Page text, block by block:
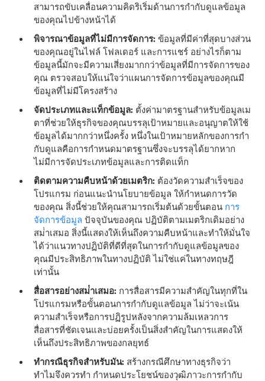
สามารถขับเคลื่อนความคิดริเริ่มด้านการกํากับดูแลข้อมูล
ของคุณไปข้างหน้าได้
พิจารณาข้อมูลที่ไม่มีการจัดการ:ข้อมูลที่มีค่าที่สุดบางส่วน
ของคุณอยู่ในไฟล์ โฟลเดอร์ และการแชร์ อย่างไรก็ตาม
ข้อมูลนี้มักจะมีความเสี่ยงมากกว่าข้อมูลที่มีการจัดการของ
คุณ ตรวจสอบให้แน่ใจว่าแผนการจัดการข้อมูลของคุณมี
ข้อมูลที่ไม่มีโครงสร้าง
จัดประเภทและแท็กข้อมูล: ตั้งค่ามาตรฐานสําหรับข้อมูลเม
ตาที่ช่วยให้ธุรกิจของคุณบรรลุเป้าหมายและอนุญาตให้ใช้
ข้อมูลได้มากกว่าหนึ่งครั้ง หนึ่งในเป้าหมายหลักของการกํา
กับดูแลคือการกําหนดมาตรฐานซึ่งจะบรรลุได้ยากหาก
ไม่มีการจัดประเภทข้อมูลและการติดแท็ก
ติดตามความคืบหน้าด้วยเมตริก: ต้องวัดความสําเร็จของ
โปรแกรม ก่อนแนะนํานโยบายข้อมูล ให้กําหนดการวัด
ของคุณ สิ่งนี้ช่วยให้คุณสามารถเริ่มต้นด้วยขั้นตอน การ
จัดการข้อมูล ปัจจุบันของคุณ ปฏิบัติตามเมตริกเดิมอย่าง
สม่ําเสมอ สิ่งนี้แสดงให้เห็นถึงความคืบหน้าและทําให้มั่นใจ
ได้ว่าแนวทางปฏิบัติที่ดีที่สุดในการกํากับดูแลข้อมูลของ
คุณมีประสิทธิภาพในทางปฏิบัติ ไม่ใช่แค่ในทางทฤษฎี
เท่านั้น
สื่อสารอย่างสม่ําเสมอ: การสื่อสารมีความสําคัญในทุกที่ใน
โปรแกรมหรือขั้นตอนการกํากับดูแลข้อมูล ไม่ว่าจะเน้น
ความสําเร็จหรือการปฏิรูปหลังจากความล้มเหลวการ
สื่อสารที่ชัดเจนและบ่อยครั้งเป็นสิ่งสําคัญในการแสดงให้
เห็นถึงประสิทธิภาพของกลยุทธ์
ทํากรณีธุรกิจสําหรับมัน: สร้างกรณีศึกษาทางธุรกิจว่า
ทําไมจึงควรทํา กําหนดประโยชน์ของวุฒิภาวะการกํากับ